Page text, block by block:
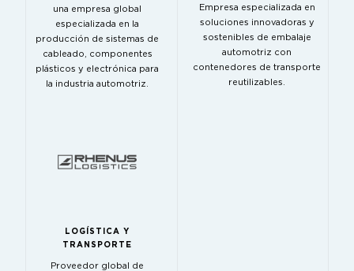
una empresa global
especializada en la
producción de sistemas de
cableado, componentes
plásticos y electrónica para
la industria automotriz.
Empresa especializada en
soluciones innovadoras y
sostenibles de embalaje
automotriz con
contenedores de transporte
reutilizables.
LOGÍSTICA Y
TRANSPORTE
Proveedor global de